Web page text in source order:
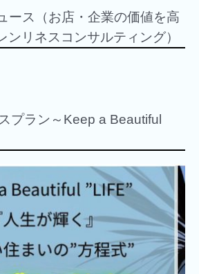
ース（お店・企業の価値を高
ンリネスコンサルティング）
プラン～Keep a Beautiful